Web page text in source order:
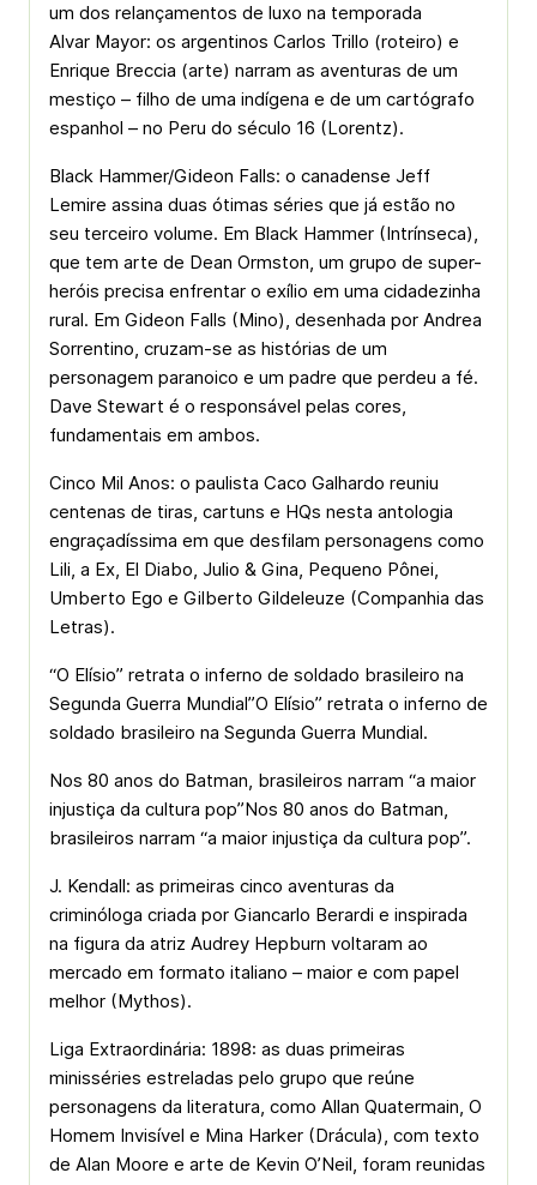
um dos relançamentos de luxo na temporada
Alvar Mayor: os argentinos Carlos Trillo (roteiro) e
Enrique Breccia (arte) narram as aventuras de um
mestiço – filho de uma indígena e de um cartógrafo
espanhol – no Peru do século 16 (Lorentz).
Black Hammer/Gideon Falls: o canadense Jeff
Lemire assina duas ótimas séries que já estão no
seu terceiro volume. Em Black Hammer (Intrínseca),
que tem arte de Dean Ormston, um grupo de super-
heróis precisa enfrentar o exílio em uma cidadezinha
rural. Em Gideon Falls (Mino), desenhada por Andrea
Sorrentino, cruzam-se as histórias de um
personagem paranoico e um padre que perdeu a fé.
Dave Stewart é o responsável pelas cores,
fundamentais em ambos.
Cinco Mil Anos: o paulista Caco Galhardo reuniu
centenas de tiras, cartuns e HQs nesta antologia
engraçadíssima em que desfilam personagens como
Lili, a Ex, El Diabo, Julio & Gina, Pequeno Pônei,
Umberto Ego e Gilberto Gildeleuze (Companhia das
Letras).
“O Elísio” retrata o inferno de soldado brasileiro na
Segunda Guerra Mundial”O Elísio” retrata o inferno de
soldado brasileiro na Segunda Guerra Mundial.
Nos 80 anos do Batman, brasileiros narram “a maior
injustiça da cultura pop”Nos 80 anos do Batman,
brasileiros narram “a maior injustiça da cultura pop”.
J. Kendall: as primeiras cinco aventuras da
criminóloga criada por Giancarlo Berardi e inspirada
na figura da atriz Audrey Hepburn voltaram ao
mercado em formato italiano – maior e com papel
melhor (Mythos).
Liga Extraordinária: 1898: as duas primeiras
minisséries estreladas pelo grupo que reúne
personagens da literatura, como Allan Quatermain, O
Homem Invisível e Mina Harker (Drácula), com texto
de Alan Moore e arte de Kevin O’Neil, foram reunidas